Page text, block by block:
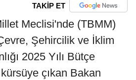
TAKİP ET
Meclisi'nde (TBMM)
Şehircilik ve İklim
2025 Yılı Bütçe
çıkan Bakan